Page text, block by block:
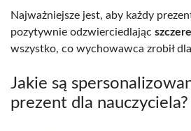
Najważniejsze jest, aby każdy
pozytywnie odzwierciedlając
wszystko, co wychowawca zrobił
Jakie są
prezent dla nauczyciela?